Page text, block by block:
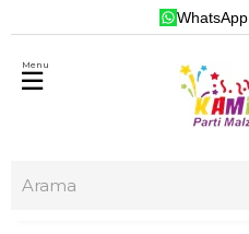
WhatsApp
Menu